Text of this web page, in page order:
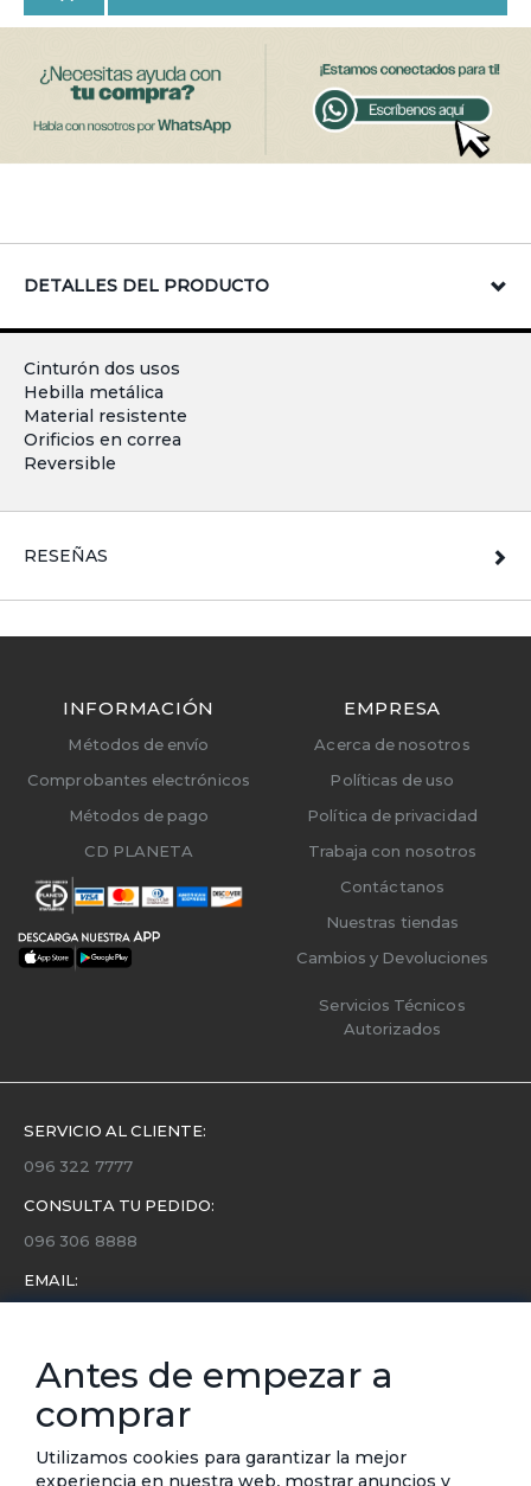
DETALLES DEL PRODUCTO
Cinturón dos usos
Hebilla metálica
Material resistente
Orificios en correa
Reversible
RESEÑAS
INFORMACIÓN
Métodos de envío
Comprobantes electrónicos
Métodos de pago
CD PLANETA
EMPRESA
Acerca de nosotros
Políticas de uso
Política de privacidad
Trabaja con nosotros
Contáctanos
Nuestras tiendas
Cambios y Devoluciones
Servicios Técnicos
Autorizados
SERVICIO AL CLIENTE:
096 322 7777
CONSULTA TU PEDIDO:
096 306 8888
EMAIL:
Conoce toda la información sobre últimas colecciones,
eventos y ofertas.
Subscríbete a nuestro newsletter
Antes de empezar a
comprar
Utilizamos cookies para garantizar la mejor
experiencia en nuestra web, mostrar anuncios y